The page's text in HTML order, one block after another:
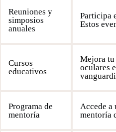
Reuniones y
simposios
anuales
Participa
Estos
Cursos
educativos
Mejora tu
oculares
Programa de
mentoría
Accede a
mentoría